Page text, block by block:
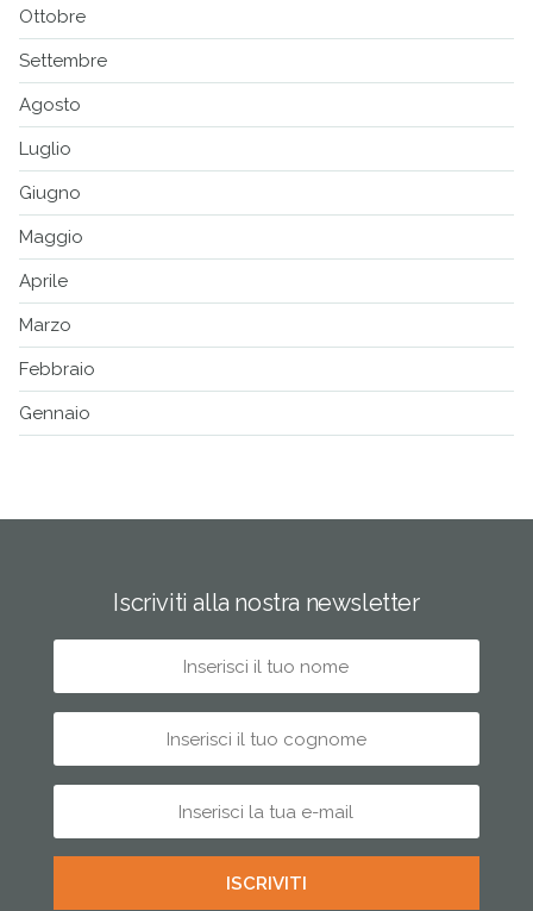
Ottobre
Settembre
Agosto
Luglio
Giugno
Maggio
Aprile
Marzo
Febbraio
Gennaio
Iscriviti alla nostra newsletter